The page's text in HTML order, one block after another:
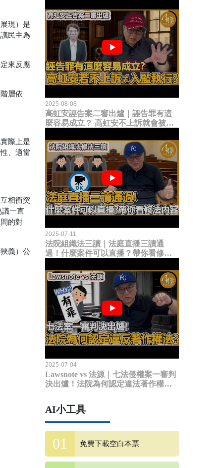
現）是
民主為
來反應
層依
際上是
、適當
相衝突
一直
的對
義）公
2025-08-08
高虹安誣告案二審出爐｜誣告罪有這
麼容易成立？ 高虹安不上訴就會被
2025-07-11
法院組織法三讀｜法庭直播三讀通
過！什麼案件可以直播？帶你看修法
2025-07-04
Lawsnote vs 法源｜七法侵權案一審判
決出爐！法院為何認定違法著作權
AI小工具
免費下載空白本票